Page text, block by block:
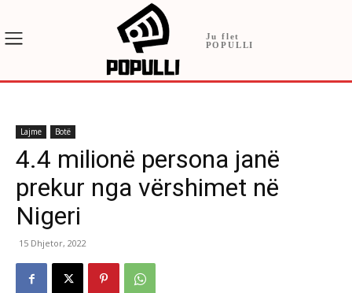
Ju flet
POPULLI
Lajme Botë
4.4 milionë persona janë
prekur nga vërshimet në
Nigeri
15 Dhjetor, 2022